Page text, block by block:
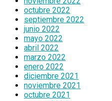
octubre 2022
septiembre 2022
junio 2022
mayo 2022
abril 2022
marzo 2022
enero 2022
diciembre 2021
noviembre 2021
octubre 2021